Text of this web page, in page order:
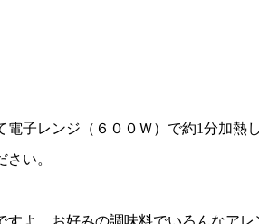
子レンジ（６００Ｗ）で約1分加熱し
い。